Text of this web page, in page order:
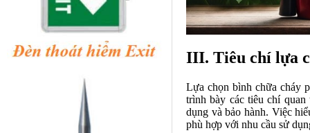
III. Tiêu chí lựa
Lựa chọn bình chữa cháy
trình bày các tiêu chí
dụng và bảo hành. Việc
phù hợp với nhu cầu sử